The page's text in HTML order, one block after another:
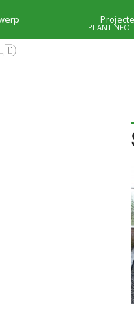
&
PLANTINFO